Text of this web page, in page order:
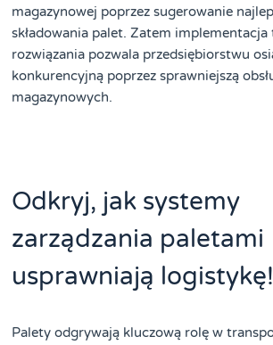
magazynowej poprzez sugerowanie
składowania palet. Zatem implementacja
rozwiązania pozwala przedsiębiorstwu
konkurencyjną poprzez sprawniejszą
magazynowych.
Odkryj, jak systemy
zarządzania paletami
usprawniają logistykę!
Palety odgrywają kluczową rolę w